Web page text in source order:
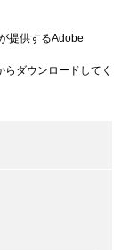
提供するAdobe
ダウンロードしてく